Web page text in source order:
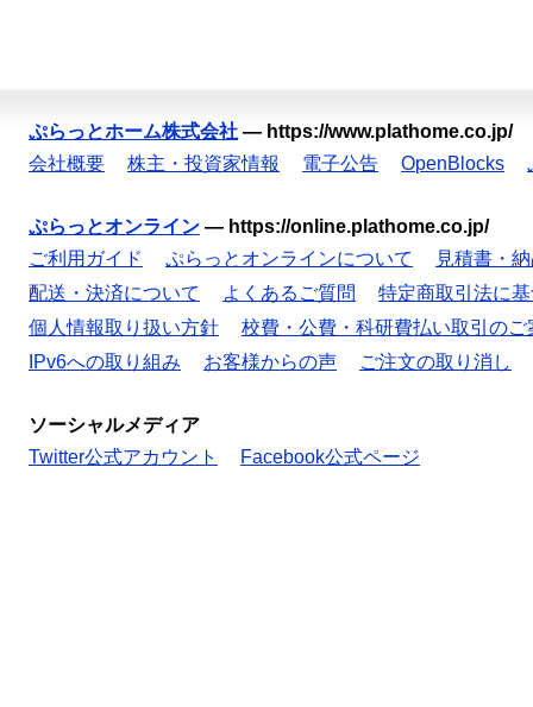
ぷらっとホーム株式会社 — https://www.plathome.co.jp/
会社概要
株主・投資家情報 電子公告 OpenBlocks
ぷらっとオンライン — https://online.plathome.co.jp/
ご利用ガイド
ぷらっとオンラインについて
見積書・
配送・決済について
よくあるご質問
特定商取引法に
個人情報取り扱い方針
校費・公費・科研費払い取引のご
IPv6への取り組み
お客様からの声 ご注文の取り消し
ソーシャルメディア
Twitter公式アカウント
Facebook公式ページ